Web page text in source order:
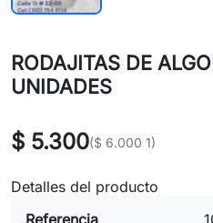
RODAJITAS DE
UNIDADES
$ 5.300($ 6.000 1)
Detalles del producto